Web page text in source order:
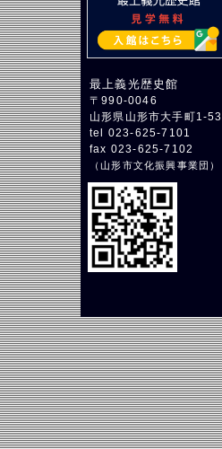
最上義光歴史館
〒990-0046
山形県山形市大手町1-53
tel 023-625-7101
fax 023-625-7102
（山形市文化振興事業団 ）